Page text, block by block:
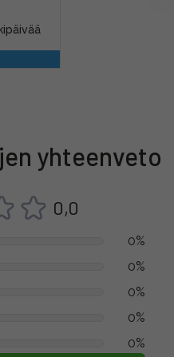
yhteenveto
0,0
0%
0%
0%
0%
0%